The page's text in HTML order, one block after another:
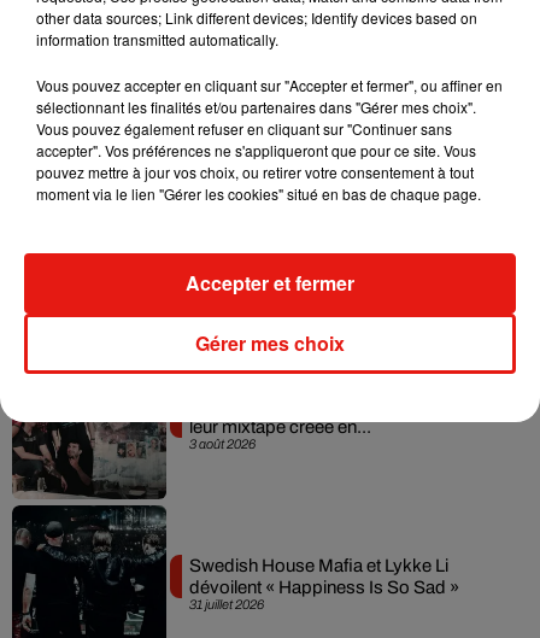
salariés qui continuent de se rendre au travaildans les
usines.
Musique
6 août 2026
3 août 2026
leur mixtape créée en...
31 juillet 2026
Swedish House Mafia et Lykke Li
dévoilent « Happiness Is So Sad »
other data sources; Link different devices; Identify devices based on
information transmitted automatically.
Vous pouvez accepter en cliquant sur "Accepter et fermer", ou affiner en
sélectionnant les finalités et/ou partenaires dans "Gérer mes choix".
Vous pouvez également refuser en cliquant sur "Continuer sans
accepter". Vos préférences ne s'appliqueront que pour ce site. Vous
pouvez mettre à jour vos choix, ou retirer votre consentement à tout
moment via le lien "Gérer les cookies" situé en bas de chaque page.
Gérer mes choix
Accepter et fermer